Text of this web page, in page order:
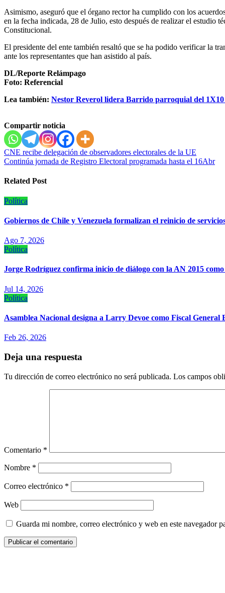
Asimismo, aseguró que el órgano rector ha cumplido con los
en la fecha indicada, 28 de Julio, esto después de realizar el estudio
Constitucional.
El presidente del ente también resaltó que se ha podido verificar la
ante los representantes que han asistido al país.
DL/Reporte Relámpago
Foto: Referencial
Lea también: Nestor Reverol lidera Barrido parroquial del
Compartir noticia
Navegación
de
entradas
CNE recibe delegación de observadores electorales de la UE
Continúa jornada de Registro Electoral programada hasta el 16Abr
Related Post
Política
Gobiernos de Chile y Venezuela formalizan el reinicio de
Ago 7, 2026
Política
Jorge Rodríguez confirma inicio de diálogo con la AN 2015
Jul 14, 2026
Política
Asamblea Nacional designa a Larry Devoe como Fiscal General
Feb 26, 2026
Deja una respuesta
Tu dirección de correo electrónico no será publicada. Los campos
Comentario *
Nombre *
Correo electrónico *
Web
Guarda mi nombre, correo electrónico y web en este navegador